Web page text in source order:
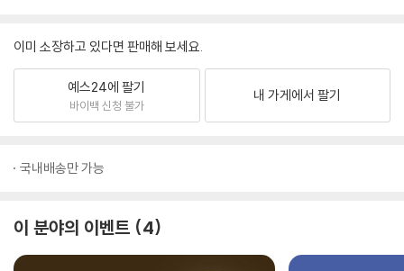
이미 소장하고 있다면 판매해 보세요.
예스24에 팔기
바이백 신청 불가
내 가게에서 팔기
국내배송만 가능
이 분야의 이벤트 4